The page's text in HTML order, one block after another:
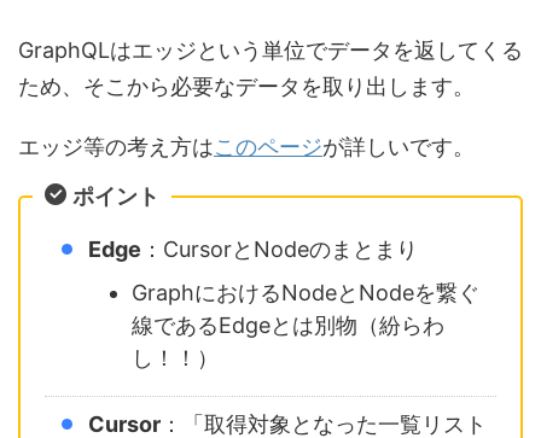
GraphQLはエッジという単位でデータを返してくる
ため、そこから必要なデータを取り出します。
エッジ等の考え方はこのページが詳しいです。
ポイント
Edge ：CursorとNodeのまとまり
GraphにおけるNodeとNodeを繋ぐ
線であるEdgeとは別物（紛らわ
し！！）
Cursor ：「取得対象となった一覧リスト